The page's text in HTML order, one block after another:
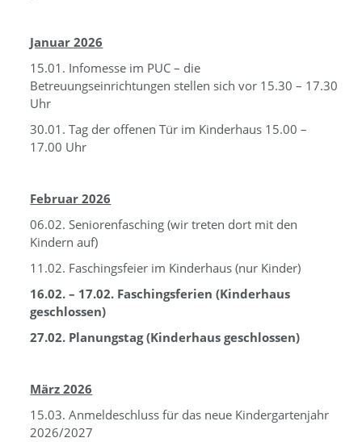
Januar 2026
15.01. Infomesse im PUC – die
Betreuungseinrichtungen stellen sich vor 15.30 – 17.30
Uhr
30.01. Tag der offenen Tür im Kinderhaus 15.00 –
17.00 Uhr
Februar 2026
06.02. Seniorenfasching (wir treten dort mit den
Kindern auf)
11.02. Faschingsfeier im Kinderhaus (nur Kinder)
16.02. – 17.02. Faschingsferien (Kinderhaus
geschlossen)
27.02. Planungstag (Kinderhaus geschlossen)
März 2026
15.03. Anmeldeschluss für das neue Kindergartenjahr
2026/2027